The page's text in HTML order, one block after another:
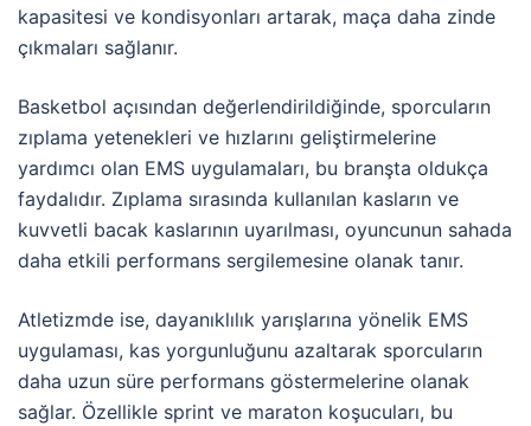
kapasitesi ve kondisyonları artarak, maça daha zinde
çıkmaları sağlanır.
Basketbol açısından değerlendirildiğinde, sporcuların
zıplama yetenekleri ve hızlarını geliştirmelerine
yardımcı olan EMS uygulamaları, bu branşta oldukça
faydalıdır. Zıplama sırasında kullanılan kasların ve
kuvvetli bacak kaslarının uyarılması, oyuncunun sahada
daha etkili performans sergilemesine olanak tanır.
Atletizmde ise, dayanıklılık yarışlarına yönelik EMS
uygulaması, kas yorgunluğunu azaltarak sporcuların
daha uzun süre performans göstermelerine olanak
sağlar. Özellikle sprint ve maraton koşucuları, bu